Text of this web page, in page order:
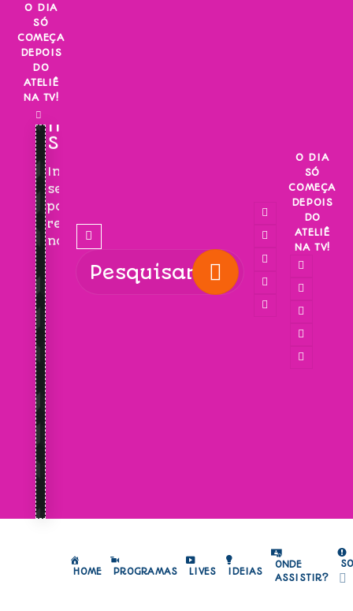
Skip
content
O DIA
SÓ
COMEÇA
DEPOIS
DO
ATELIÊ
NA TV!
INSCREVA-
SE!
Inscreva-
se
para
receber
novidades!
O DIA
SÓ
COMEÇA
DEPOIS
DO
ATELIÊ
NA TV!
HOME PROGRAMAS LIVES IDEIAS
ONDE
ASSISTIR?